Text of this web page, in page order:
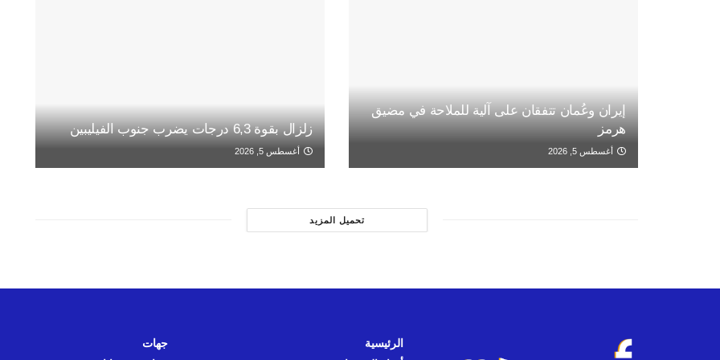
إيران وعُمان تتفقان على آلية للملاحة في مضيق
هرمز
أغسطس 5, 2026
زلزال بقوة 6,3 درجات يضرب جنوب الفيليبين
أغسطس 5, 2026
تحميل المزيد
الرئيسية
جهات